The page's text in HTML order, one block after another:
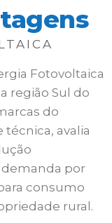
Fotovoltaica
região Sul do
do
avalia
demanda por
consumo
rural.